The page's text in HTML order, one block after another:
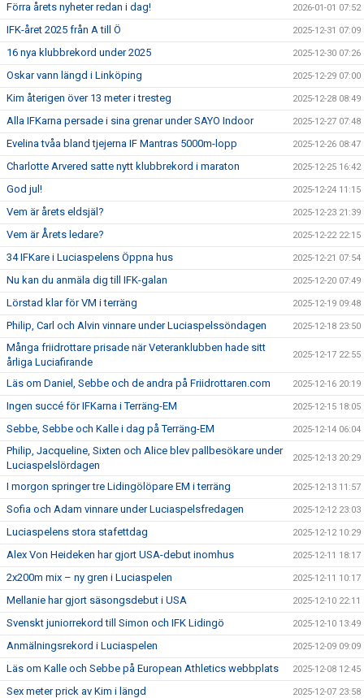
Förra årets nyheter redan i dag! 2026-01-01 07:52
IFK-året 2025 från A till Ö 2025-12-31 07:09
16 nya klubbrekord under 2025 2025-12-30 07:26
Oskar vann längd i Linköping 2025-12-29 07:00
Kim återigen över 13 meter i tresteg 2025-12-28 08:49
Alla IFKarna persade i sina grenar under SAYO Indoor 2025-12-27 07:48
Evelina tvåa bland tjejerna IF Mantras 5000m-lopp 2025-12-26 08:47
Charlotte Arvered satte nytt klubbrekord i maraton 2025-12-25 16:42
God jul! 2025-12-24 11:15
Vem är årets eldsjäl? 2025-12-23 21:39
Vem är Årets ledare? 2025-12-22 22:15
34 IFKare i Luciaspelens Öppna hus 2025-12-21 07:54
Nu kan du anmäla dig till IFK-galan 2025-12-20 07:49
Lörstad klar för VM i terräng 2025-12-19 09:48
Philip, Carl och Alvin vinnare under Luciaspelssöndagen 2025-12-18 23:50
Många friidrottare prisade när Veteranklubben hade sitt
årliga Luciafirande
2025-12-17 22:55
Läs om Daniel, Sebbe och de andra på Friidrottaren.com 2025-12-16 20:19
Ingen succé för IFKarna i Terräng-EM 2025-12-15 18:05
Sebbe, Sebbe och Kalle i dag på Terräng-EM 2025-12-14 06:04
Philip, Jacqueline, Sixten och Alice blev pallbesökare under
Luciaspelslördagen
2025-12-13 20:29
I morgon springer tre Lidingölöpare EM i terräng 2025-12-13 11:57
Sofia och Adam vinnare under Luciaspelsfredagen 2025-12-12 23:03
Luciaspelens stora stafettdag 2025-12-12 10:29
Alex Von Heideken har gjort USA-debut inomhus 2025-12-11 18:17
2x200m mix – ny gren i Luciaspelen 2025-12-11 10:17
Mellanie har gjort säsongsdebut i USA 2025-12-10 22:11
Svenskt juniorrekord till Simon och IFK Lidingö 2025-12-10 13:49
Anmälningsrekord i Luciaspelen 2025-12-09 09:09
Läs om Kalle och Sebbe på European Athletics webbplats 2025-12-08 12:45
Sex meter prick av Kim i längd 2025-12-07 23:58